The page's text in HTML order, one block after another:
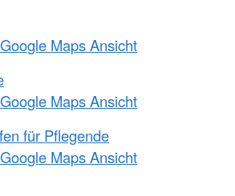
Maps Ansicht
Maps Ansicht
für Pflegende
Maps Ansicht